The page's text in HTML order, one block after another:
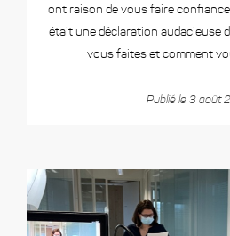
ont raison de vous faire
était une déclaration audacieuse
vous faites et comment
Publié le 3 août